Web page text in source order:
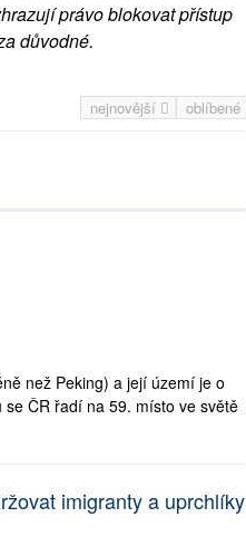
právo blokovat přístup
důvodné.
nejnovější oblíbené
než Peking) a její území je o
ČR řadí na 59. místo ve světě
imigranty a uprchlíky